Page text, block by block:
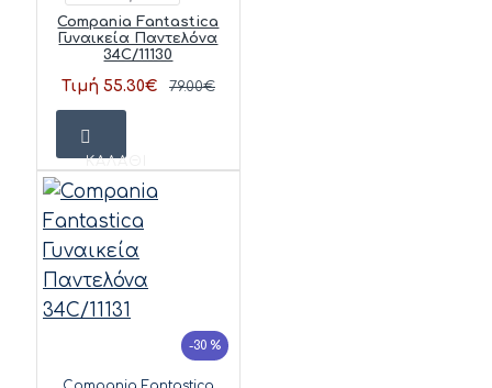
Compania Fantastica
Γυναικεία Παντελόνα
34C/11130
Τιμή 55.30€ 79.00€
ΚΑΛΆΘΙ
-30 %